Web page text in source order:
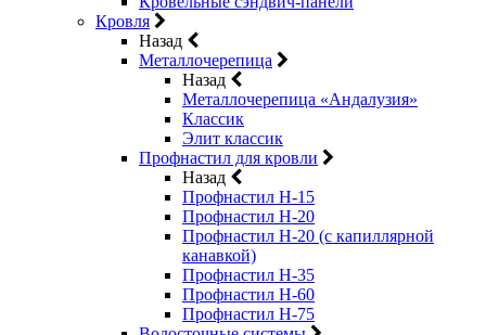
Кровля
Назад
Металлочерепица
Назад
Металлочерепица «Андалузия»
Классик
Элит классик
Профнастил для кровли
Назад
Профнастил Н-15
Профнастил Н-20
Профнастил Н-20 (с капиллярной
канавкой)
Профнастил Н-35
Профнастил Н-60
Профнастил Н-75